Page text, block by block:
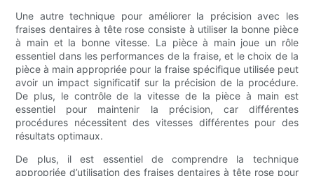
Une autre technique pour améliorer la précision avec les
fraises dentaires à tête rose consiste à utiliser la bonne pièce
à main et la bonne vitesse. La pièce à main joue un rôle
essentiel dans les performances de la fraise, et le choix de la
pièce à main appropriée pour la fraise spécifique utilisée peut
avoir un impact significatif sur la précision de la procédure.
De plus, le contrôle de la vitesse de la pièce à main est
essentiel pour maintenir la précision, car différentes
procédures nécessitent des vitesses différentes pour des
résultats optimaux.
De plus, il est essentiel de comprendre la technique
appropriée d’utilisation des fraises dentaires à tête rose pour